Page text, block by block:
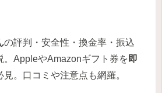
の評判・安全性・換金率・振込
。AppleやAmazonギフト券を 即
見。口コミや注意点も網羅。